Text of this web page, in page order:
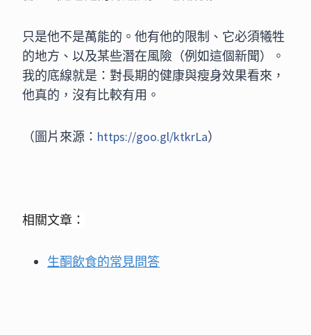
只是他不是萬能的。他有他的限制、它必須犧牲
的地方、以及某些潛在風險（例如這個新聞）。
我的底線就是：對長期的健康與瘦身效果看來，
他真的，沒有比較有用。
（圖片來源： https://goo.gl/ktkrLa）
相關文章：
生酮飲食的常見問答